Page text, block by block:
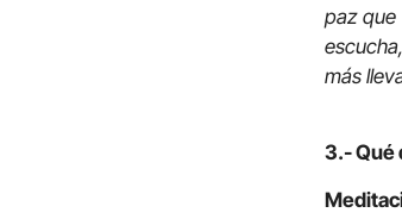
paz que
más
3.- Qué